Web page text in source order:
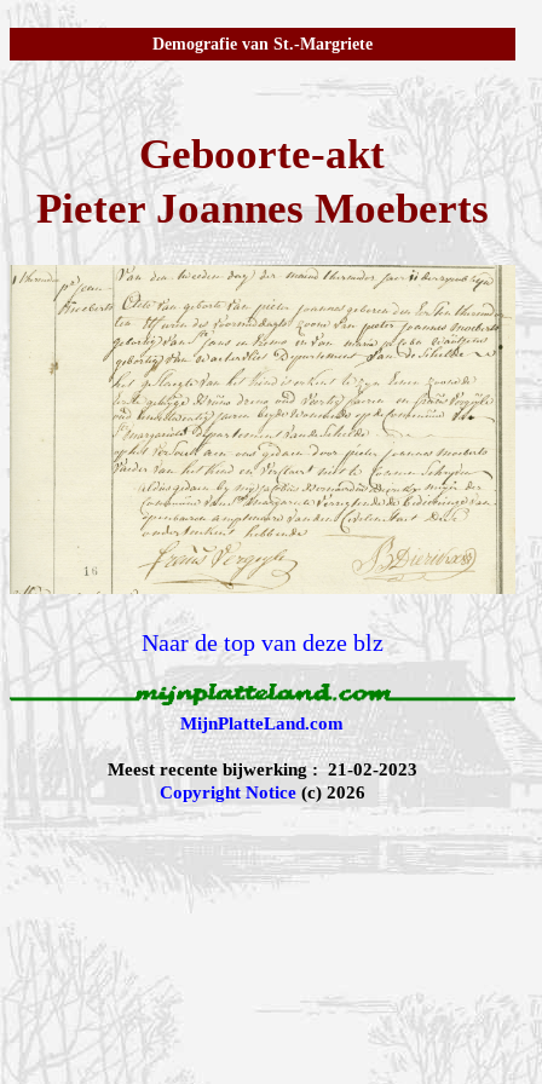
Demografie van St.-Margriete
Geboorte-akt
Pieter Joannes Moeberts
Naar de top van deze blz
MijnPlatteLand.com
Meest recente bijwerking : 21-02-2023
Copyright Notice(c) 2026